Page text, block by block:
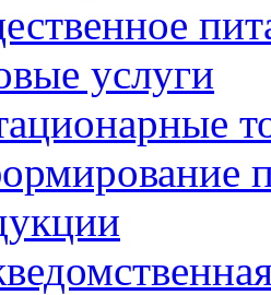
услуги